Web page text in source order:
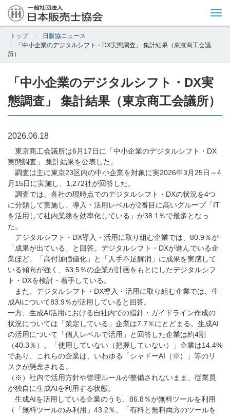
トップ
日販協ニュース
「中小企業のデジタルシフト・DX実態調査」 集計結果（東京商工会議
所）
「中小企業のデジタルシフト・DX実
態調査」 集計結果（東京商工会議所）
2026.06.18
東京商工会議所は6月17日に「中小企業のデジタルシフト・DX
実態調査」 集計結果を公表した。
調査は主に東京23区内の中小企業を対象に実2026年3月25日～4
月15日に実施し、1,272社が回答した。
調査では、各社の現時点でのデジタルシフト・DXの状況を4つ
に分類して実施し、導入・活用レベルが2番目に高いグループ「IT
を活用して社内業務を効率化している」が38.1％で最多となっ
た。
デジタルシフト・DX導入・活用に取り組む企業では、80.9％が
「成果が出ている」と回答。デジタルシフト・DXが進んでいる企
業ほど、「高付加価値化」と「人手不足解消」に成果を実感して
いる傾向が強く、63.5％の企業が計画をもとにしたデジタルシフ
ト・DXを検討・着手している。
また、デジタルシフト・DX導入・活用に取り組む企業では、生
成AIについて83.9％が活用していると回答。
一方、生成AI活用における自社内での指針・ガイドライン作成の
状況については「策定している」企業は7.7％にとどまる。生成AI
の活用について「個人レベルで活用」と回答した企業は約4割
（40.3％）、「使用していない（把握していない）」企業は14.4%
であり、これらの企業は、いわゆる「シャドーAI（※）」等のリ
スクが懸念される。
（※）社内で活用方針や管理ルールが整備されないまま、従業員
が独自に生成AIを利用する状態。
生成AIを活用している企業のうち、86.8％が無料ツールを利用
（「無料ツールのみ利用」43.2％、「有料と無料両方のツールを